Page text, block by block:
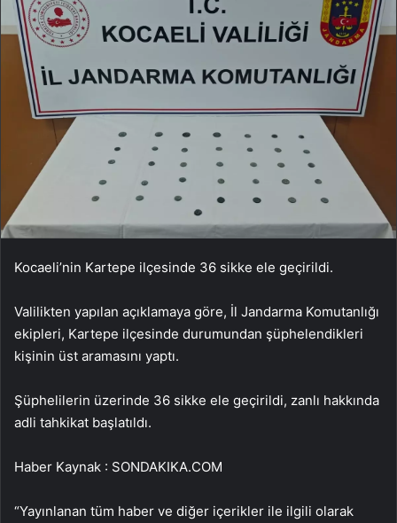
Kocaeli’nin Kartepe ilçesinde 36 sikke ele geçirildi.
Valilikten yapılan açıklamaya göre, İl Jandarma Komutanlığı
ekipleri, Kartepe ilçesinde durumundan şüphelendikleri
kişinin üst aramasını yaptı.
Şüphelilerin üzerinde 36 sikke ele geçirildi, zanlı hakkında
adli tahkikat başlatıldı.
Haber Kaynak : SONDAKIKA.COM
“Yayınlanan tüm haber ve diğer içerikler ile ilgili olarak